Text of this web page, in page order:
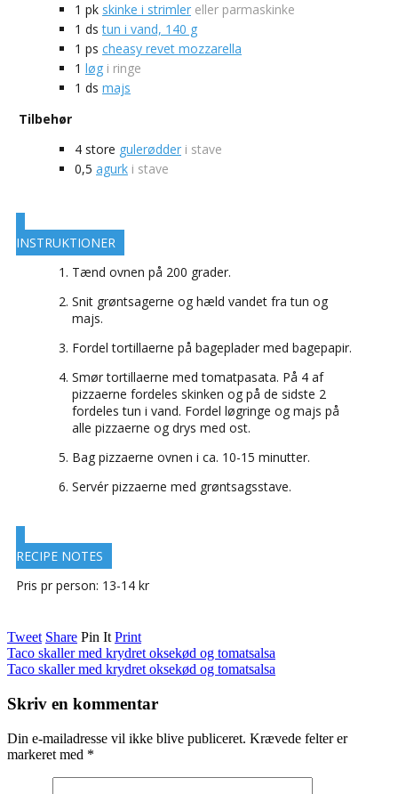
1 pk skinke i strimler eller parmaskinke
1 ds tun i vand, 140 g
1 ps cheasy revet mozzarella
1 løg i ringe
1 ds majs
Tilbehør
4 store gulerødder i stave
0,5 agurk i stave
INSTRUKTIONER
Tænd ovnen på 200 grader.
Snit grøntsagerne og hæld vandet fra tun og
majs.
Fordel tortillaerne på bageplader med bagepapir.
Smør tortillaerne med tomatpasata. På 4 af
pizzaerne fordeles skinken og på de sidste 2
fordeles tun i vand. Fordel løgringe og majs på
alle pizzaerne og drys med ost.
Bag pizzaerne ovnen i ca. 10-15 minutter.
Servér pizzaerne med grøntsagsstave.
RECIPE NOTES
Pris pr person: 13-14 kr
Tweet Share Pin It Print
Taco skaller med krydret oksekød og tomatsalsa
Taco skaller med krydret oksekød og tomatsalsa
Skriv en kommentar
Din e-mailadresse vil ikke blive publiceret. Krævede felter er
markeret med *